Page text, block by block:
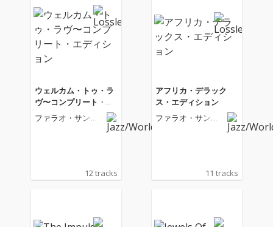
ウェルカム・トゥ・ラ
ヴ〜コンプリート・エ
ディション
ファラオ・サンダ
12 tracks
アフリカ・デラック
ス・エディション
ファラオ・サンダ
11 tracks